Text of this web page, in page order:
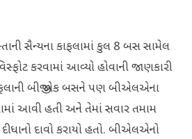
સૈન્યના કાફલામાં કુલ 8 બસ સામેલ
કરવામાં આવ્યો હોવાની જાણકારી
બીજી એક બસને પણ બીએલએના
આવી હતી અને તેમાં સવાર તમામ
દાવો કરાયો હતો. બીએલએનો